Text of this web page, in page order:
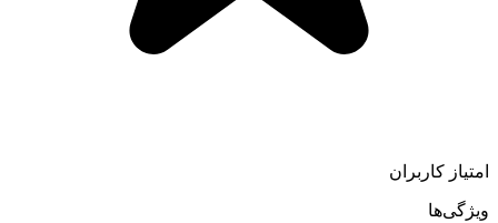
امتیاز کاربران
ویژگی‌ها